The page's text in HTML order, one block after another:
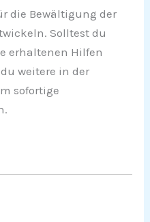
die Bewältigung der
Solltest du
erhaltenen Hilfen
weitere in der
sofortige